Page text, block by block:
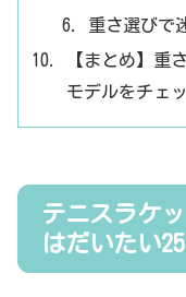
重さ選びで
【まとめ】重
モデルをチェ
テニスラケ
はだいたい